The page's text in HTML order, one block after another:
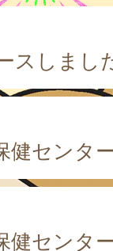
スしまし
健センタ
健センタ